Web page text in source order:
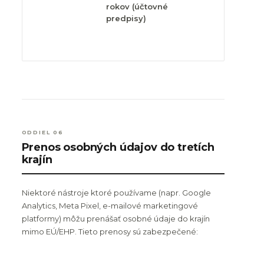
rokov (účtovné
predpisy)
ODDIEL 06
Prenos osobných údajov do tretích
krajín
Niektoré nástroje ktoré používame (napr. Google
Analytics, Meta Pixel, e-mailové marketingové
platformy) môžu prenášať osobné údaje do krajín
mimo EÚ/EHP. Tieto prenosy sú zabezpečené: